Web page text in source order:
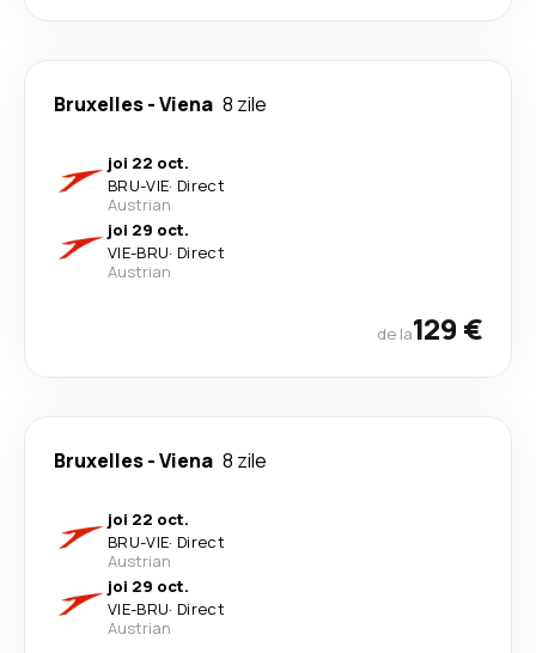
Bruxelles-Viena 8 zile
joi 22 oct.
BRU-VIE· Direct
Austrian
joi 29 oct.
VIE-BRU· Direct
Austrian
de la129 €
Bruxelles-Viena 8 zile
joi 22 oct.
BRU-VIE· Direct
Austrian
joi 29 oct.
VIE-BRU· Direct
Austrian